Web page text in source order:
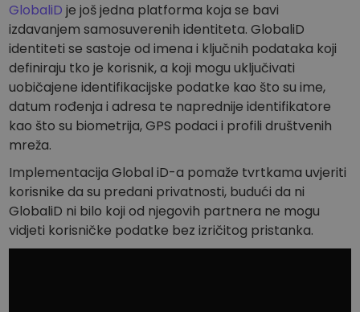
GlobaliD je još jedna platforma koja se bavi
izdavanjem samosuverenih identiteta. GlobaliD
identiteti se sastoje od imena i ključnih podataka koji
definiraju tko je korisnik, a koji mogu uključivati
uobičajene identifikacijske podatke kao što su ime,
datum rođenja i adresa te naprednije identifikatore
kao što su biometrija, GPS podaci i profili društvenih
mreža.
Implementacija Global iD-a pomaže tvrtkama uvjeriti
korisnike da su predani privatnosti, budući da ni
GlobaliD ni bilo koji od njegovih partnera ne mogu
vidjeti korisničke podatke bez izričitog pristanka.